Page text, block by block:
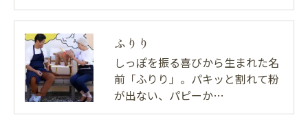
ふりり
しっぽを振る喜びから生まれた名
前「ふりり」。パキッと割れて粉
が出ない、パピーか…